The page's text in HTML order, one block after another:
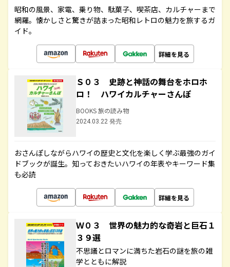
昭和の風景、家電、乗り物、駄菓子、喫茶店、カルチャーまで
網羅。懐かしさと驚きが詰まった昭和レトロの魅力を旅するガ
イド。
詳細を見る
Ｓ０３ 史跡と神話の舞台をホロホ
ロ！ ハワイカルチャーさんぽ
BOOKS 旅の読み物
2024.03.22 発売
おさんぽしながらハワイの歴史と文化を楽しく学ぶ最強のガイ
ドブックが誕生。知っておきたいハワイの年表やキーワード集
も必読
詳細を見る
Ｗ０３ 世界の魅力的な奇岩と巨石１
３９選
不思議とロマンに満ちた岩石の謎を旅の雑
学とともに解説